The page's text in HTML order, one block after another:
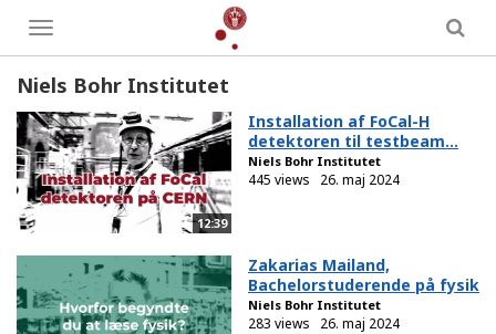
Toggle
menu
Niels Bohr Institutet
12:39
Installation af FoCal-H
detektoren til testbeam...
Niels Bohr Institutet
445 views 26. maj 2024
Zakarias Mailand,
Bachelorstuderende på fysik
Niels Bohr Institutet
283 views 26. maj 2024